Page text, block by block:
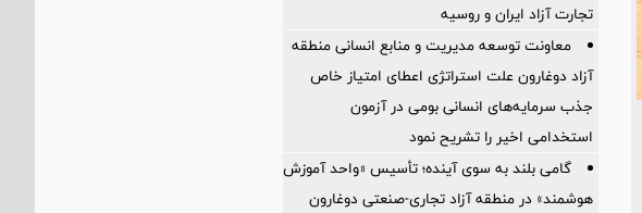
تجارت آزاد ایران و روسیه
معاونت توسعه مدیریت و منابع انسانی منطقه
آزاد دوغارون علت استراتژی اعطای امتیاز خاص
جذب سرمایه‌های انسانی بومی در آزمون
استخدامی اخیر را تشریح نمود
گامی بلند به سوی آینده؛ تأسیس «واحد آموزش
هوشمند» در منطقه آزاد تجاری-صنعتی دوغارون